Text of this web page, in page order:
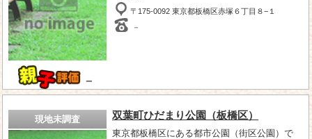
－
〒175-0092 東京都板橋区赤塚６丁目８−１
－
現地未調査 双葉町ひだまり公園（板橋区）
東京都板橋区にある都市公園（街区公園）で